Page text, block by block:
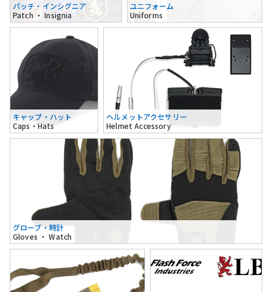
パッチ・インシグニア
Patch ・ Insignia
ユニフォーム
Uniforms
キャップ・ハット
Caps・Hats
ヘルメットアクセサリー
Helmet Accessory
グローブ・時計
Gloves ・ Watch